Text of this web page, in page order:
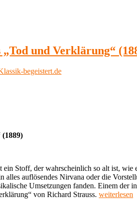
und Verklärung“
Stoff, der wahrscheinlich so alt ist,
auflösendes Nirvana oder die
Umsetzungen fanden. Einem
von Richard Strauss. „Meine
weiterlesen